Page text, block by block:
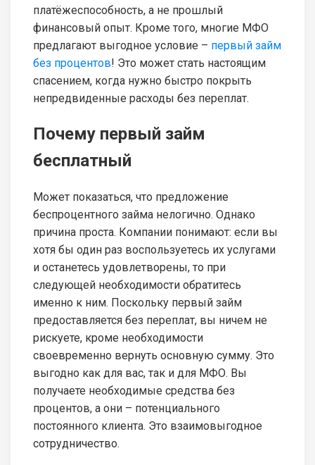
платёжеспособность, а не прошлый
финансовый опыт. Кроме того, многие МФО
предлагают выгодное условие – первый займ
без процентов! Это может стать настоящим
спасением, когда нужно быстро покрыть
непредвиденные расходы без переплат.
Почему первый займ
бесплатный
Может показаться, что предложение
беспроцентного займа нелогично. Однако
причина проста. Компании понимают: если вы
хотя бы один раз воспользуетесь их услугами
и останетесь удовлетворены, то при
следующей необходимости обратитесь
именно к ним. Поскольку первый займ
предоставляется без переплат, вы ничем не
рискуете, кроме необходимости
своевременно вернуть основную сумму. Это
выгодно как для вас, так и для МФО. Вы
получаете необходимые средства без
процентов, а они – потенциального
постоянного клиента. Это взаимовыгодное
сотрудничество.